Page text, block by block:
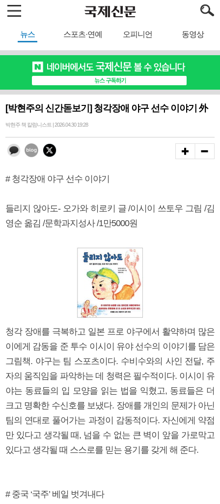
뉴스 스포츠·연예 오피니언 동영상
[박현주의 신간돋보기] 청각장애 야구 선수 이야기 外
박현주 책 칼럼니스트 | 2026.04.30 19:28
# 청각장애 야구 선수 이야기
들리지 않아도- 오가와 히로키 글 /이시이 쓰토우 그림 /김
영순 옮김 /문학과지성사 /1만5000원
청각 장애를 극복하고 일본 프로 야구에서 활약하며 많은
이에게 감동을 준 투수 이시이 유야 선수의 이야기를 담은
그림책. 야구는 팀 스포츠이다. 수비수와의 사인 전달, 주
자의 움직임을 파악하는 데 청력은 필수적이다. 이시이 유
야는 동료들의 입 모양을 읽는 법을 익혔고, 동료들은 더
크고 명확한 수신호를 보냈다. 장애를 개인의 문제가 아닌
팀의 연대로 풀어가는 과정이 감동적이다. 자신에게 약점
만 있다고 생각될 때, 넘을 수 없는 큰 벽이 앞을 가로막고
있다고 생각될 때 스스로를 믿는 용기를 갖게 해 준다.
# 중국 ‘국주’ 베일 벗겨내다